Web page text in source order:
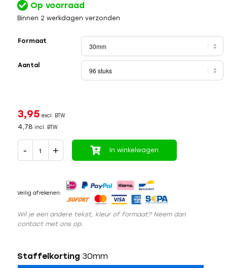
Op voorraad
Binnen 2 werkdagen verzonden
Formaat
Aantal
3,95 excl. BTW
4,78 incl. BTW
In winkelwagen
Veilig afrekenen:
Wil je een andere tekst, kleur of formaat? Neem dan
contact met ons op.
Staffelkorting 30mm